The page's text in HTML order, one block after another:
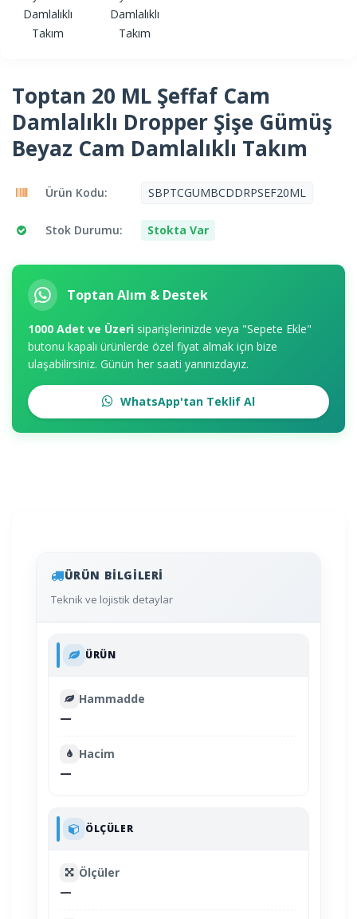
Toptan 20 ML Şeffaf Cam
Damlalıklı Dropper Şişe Gümüş
Beyaz Cam Damlalıklı Takım
Ürün Kodu: SBPTCGUMBCDDRPSEF20ML
Stok Durumu: Stokta Var
Toptan Alım & Destek
1000 Adet ve Üzeri siparişlerinizde veya "Sepete Ekle"
butonu kapalı ürünlerde özel fiyat almak için bize
ulaşabilirsiniz. Günün her saati yanınızdayız.
WhatsApp'tan Teklif Al
ÜRÜN BILGILERI
Teknik ve lojistik detaylar
ÜRÜN
Hammadde
—
Hacim
—
ÖLÇÜLER
Ölçüler
—